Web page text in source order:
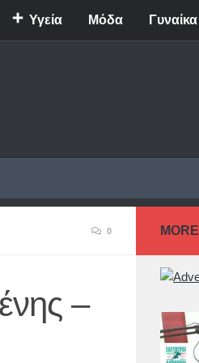
Υγεία Μόδα Γυναίκα
0
–
MORE